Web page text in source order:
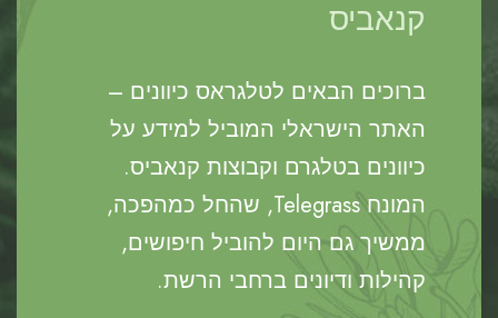
קנאביס
ברוכים הבאים לטלגראס כיוונים –
האתר הישראלי המוביל למידע על
כיוונים בטלגרם וקבוצות קנאביס.
המונח Telegrass, שהחל כמהפכה,
ממשיך גם היום להוביל חיפושים,
קהילות ודיונים ברחבי הרשת.